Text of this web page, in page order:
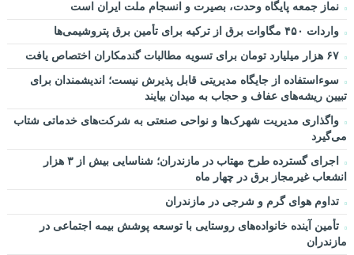
نماز جمعه پایگاه وحدت، بصیرت و انسجام ملت ایران است
واردات ۴۵۰ مگاوات برق از ترکیه برای تأمین برق پتروشیمی‌ها
۶۷ هزار میلیارد تومان برای تسویه مطالبات گندمکاران اختصاص یافت
سوءاستفاده از جایگاه مدیریتی قابل پذیرش نیست؛ اندیشمندان برای
تبیین ریشه‌های عفاف و حجاب به میدان بیایند
واگذاری مدیریت شهرک‌ها و نواحی صنعتی به شرکت‌های خدماتی شتاب
می‌گیرد
اجرای گسترده طرح مهتاب در مازندران؛ شناسایی بیش از ۳ هزار
انشعاب غیرمجاز برق در چهار ماه
تداوم هوای گرم و شرجی در مازندران
تأمین آینده خانواده‌های روستایی با توسعه پوشش بیمه اجتماعی در
مازندران